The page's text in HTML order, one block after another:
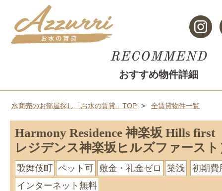
おすすめ物件詳細
水商売のお部屋探し「お水の賃貸」TOP 全賃貸物件一覧
Harmony Residence 神楽坂 Hills first
レジデンス神楽坂ヒルズファースト
歌舞伎町 ペット可 敷金・礼金ゼロ 築浅
初期費
インターネット無料